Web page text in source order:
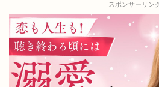
スポンサーリン